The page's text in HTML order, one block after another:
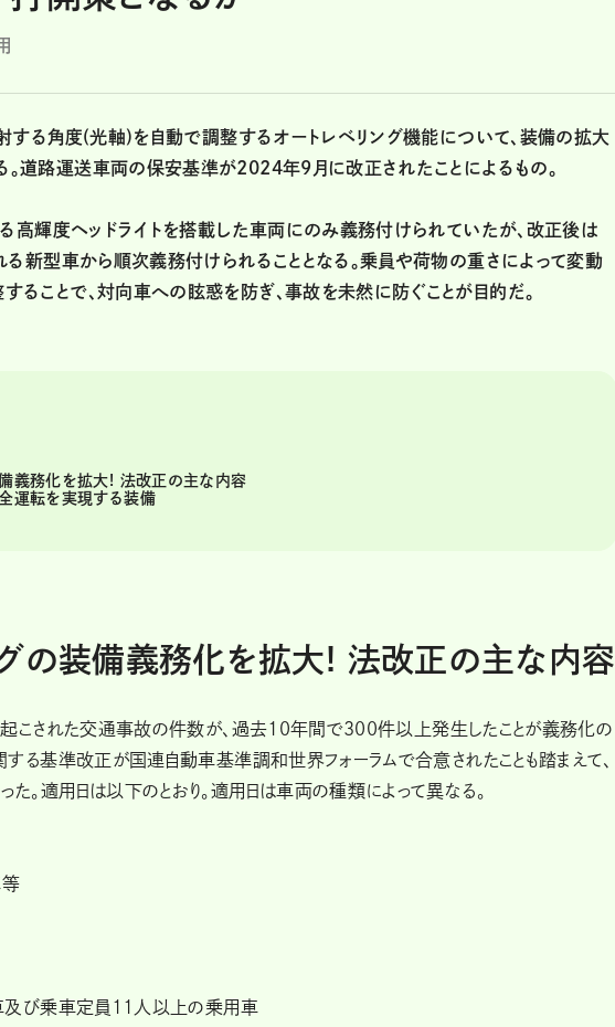
射する角度(光軸)を自動で調整するオートレベリング機能について、装備の拡大
道路運送車両の保安基準が2024年9月に改正されたことによるもの。
高輝度ヘッドライトを搭載した車両にのみ義務付けられていたが、改正後は
新型車から順次義務付けられることとなる。乗員や荷物の重さによって変動
ることで、対向車への眩惑を防ぎ、事故を未然に防ぐことが目的だ。
備義務化を拡大! 法改正の主な内容
運転を実現する装備
グの装備義務化を拡大! 法改正の主な内容
き起こされた交通事故の件数が、過去10年間で300件以上発生したことが義務化の
する基準改正が国連自動車基準調和世界フォーラムで合意されたことも踏まえて、
。適用日は以下のとおり。適用日は車両の種類によって異なる。
び乗車定員11人以上の乗用車